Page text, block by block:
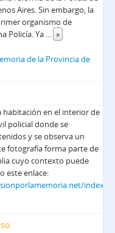
Aires. Sin embargo, la
organismo de
Policía. Ya ... »
de la Provincia de
habitación en el interior de
policial donde se
y se observa un
fotografía forma parte de
cuyo contexto puede
este enlace: